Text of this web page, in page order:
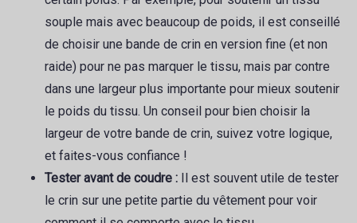
souple mais avec beaucoup de poids, il est conseillé
de choisir une bande de crin en version fine (et non
raide) pour ne pas marquer le tissu, mais par contre
dans une largeur plus importante pour mieux soutenir
le poids du tissu. Un conseil pour bien choisir la
largeur de votre bande de crin, suivez votre logique,
et faites-vous confiance !
Tester avant de coudre : Il est souvent utile de tester
le crin sur une petite partie du vêtement pour voir